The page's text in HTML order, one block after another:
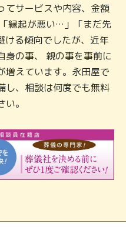
てサービスや内容、金額
縁起が悪い…」「まだ先
る傾向でしたが、近年
身の事、 親の事を事前に
増えています。永田屋で
し、相談は何度でも無料
。